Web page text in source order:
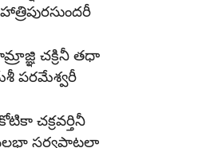
చక్రినీ తధా
పరమేశ్వరీ
చక్రవర్తినీ
సర్వపాటలా